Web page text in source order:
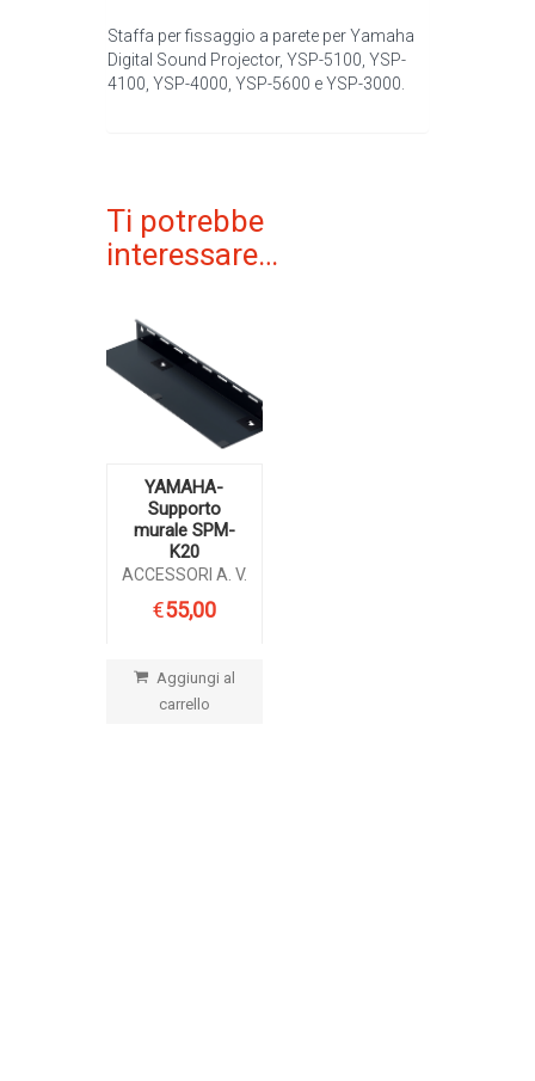
Staffa per fissaggio a parete per Yamaha
Digital Sound Projector, YSP-5100, YSP-
4100, YSP-4000, YSP-5600 e YSP-3000.
Ti potrebbe
interessare…
YAMAHA-
Supporto
murale SPM-
K20
ACCESSORI A. V.
€55,00
Aggiungi al
carrello